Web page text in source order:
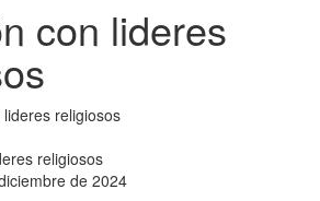
con lideres
religiosos
de 2024